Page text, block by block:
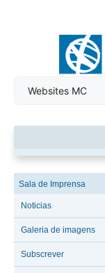
Sala de Imprensa
Noticias
Galeria de imagens
Subscrever